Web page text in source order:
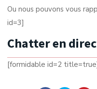
Ou nous pouvons vous
id=3]
Chatter en
[formidable id=2